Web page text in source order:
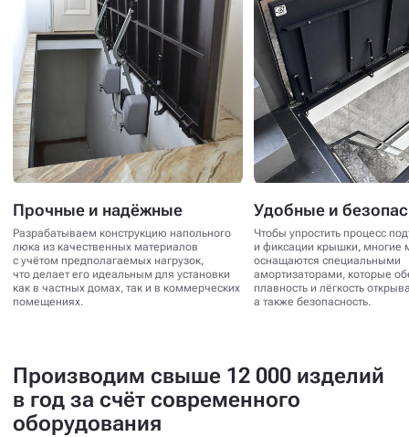
Прочные и надёжные
Разрабатываем конструкцию напольного
люка из качественных материалов
с учётом предполагаемых нагрузок,
что делает его идеальным для установки
как в частных домах, так и в коммерческих
помещениях.
Удобные и
Чтобы упростить процесс
и фиксации крышки, многие
оснащаются специальными
амортизаторами, которые
плавность и лёгкость
а также безопасность.
Производим свыше 12 000 изделий
в год за счёт современного
оборудования